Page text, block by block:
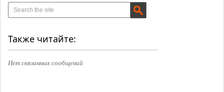
Также читайте:
Нет связанных сообщений